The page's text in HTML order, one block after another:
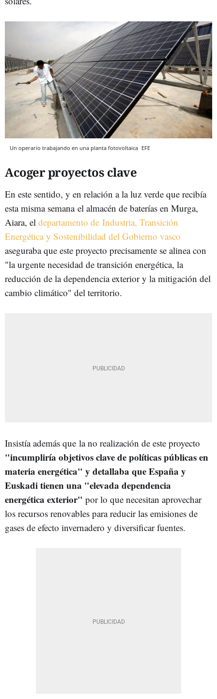
Un operario trabajando en una planta fotovoltaica EFE
Acoger proyectos clave
En este sentido, y en relación a la luz verde que recibía
esta misma semana el almacén de baterías en Murga,
Aiara, el departamento de Industria, Transición
Energética y Sostenibilidad del Gobierno vasco
aseguraba que este proyecto precisamente se alinea con
"la urgente necesidad de transición energética, la
reducción de la dependencia exterior y la mitigación del
cambio climático" del territorio.
Insistía además que la no realización de este proyecto
"incumpliría objetivos clave de políticas públicas en
materia energética" y detallaba que España y
Euskadi tienen una "elevada dependencia
energética exterior" por lo que necesitan aprovechar
los recursos renovables para reducir las emisiones de
gases de efecto invernadero y diversificar fuentes.